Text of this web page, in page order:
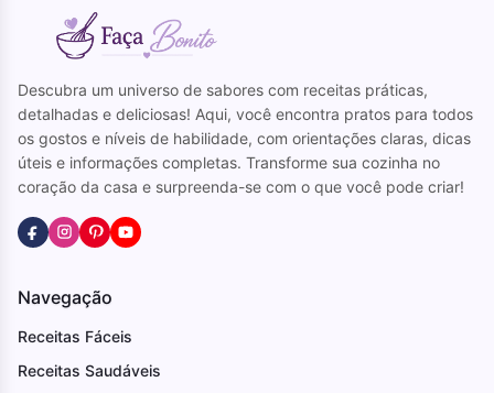
Descubra um universo de sabores com receitas práticas,
detalhadas e deliciosas! Aqui, você encontra pratos para todos
os gostos e níveis de habilidade, com orientações claras, dicas
úteis e informações completas. Transforme sua cozinha no
coração da casa e surpreenda-se com o que você pode criar!
Navegação
Receitas Fáceis
Receitas Saudáveis